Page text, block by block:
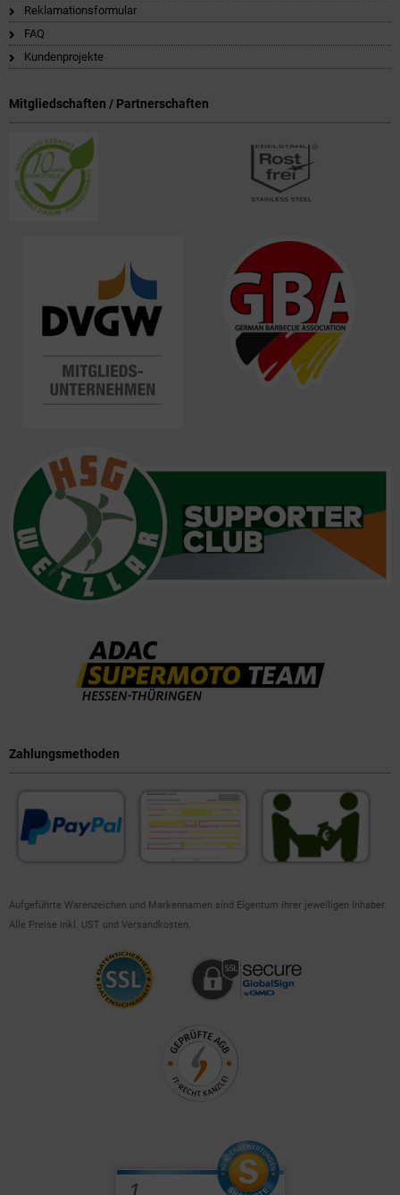
Reklamationsformular
FAQ
Kundenprojekte
Mitgliedschaften / Partnerschaften
Zahlungsmethoden
Aufgeführte Warenzeichen und Markennamen sind Eigentum ihrer jeweiligen Inhaber.
Alle Preise inkl. UST und Versandkosten.